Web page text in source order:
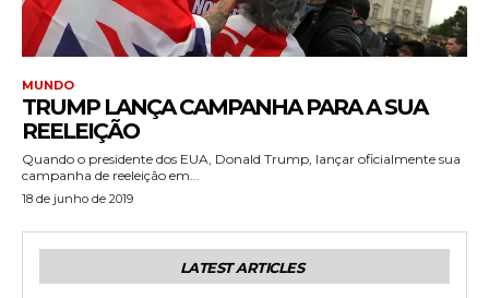
MUNDO
TRUMP LANÇA CAMPANHA PARA A SUA
REELEIÇÃO
Quando o presidente dos EUA, Donald Trump, lançar oficialmente sua
campanha de reeleição em...
18 de junho de 2019
LATEST ARTICLES